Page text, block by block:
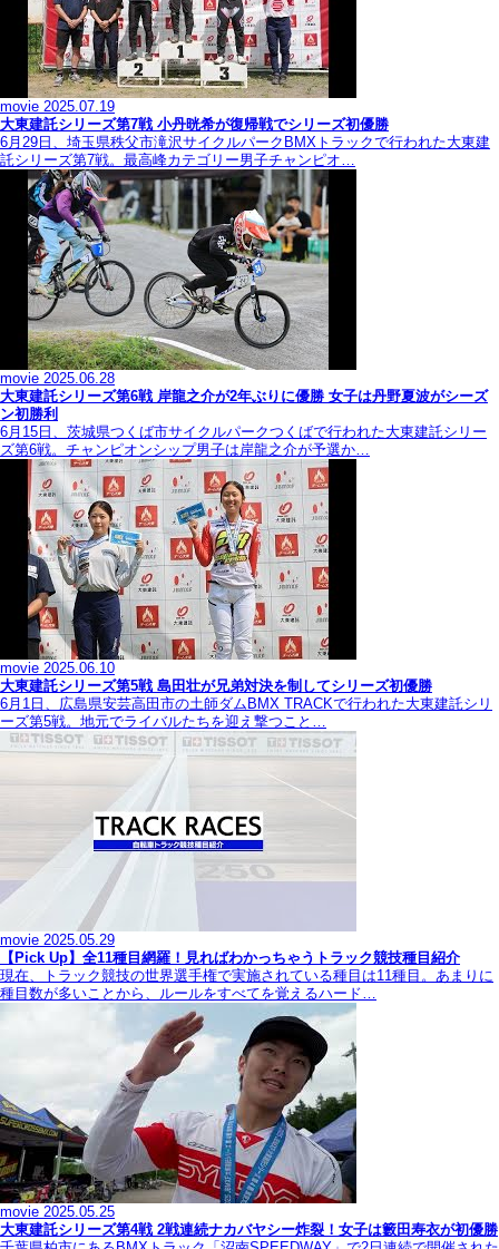
movie 2025.07.19
大東建託シリーズ第7戦 ⼩丹晄希が復帰戦でシリーズ初優勝
6月29日、埼玉県秩父市滝沢サイクルパークBMXトラックで行われた大東建
託シリーズ第7戦。最高峰カテゴリー男子チャンピオ…
movie 2025.06.28
大東建託シリーズ第6戦 岸龍之介が2年ぶりに優勝 女子は丹野夏波がシーズ
ン初勝利
6月15日、茨城県つくば市サイクルパークつくばで行われた大東建託シリー
ズ第6戦。チャンピオンシップ男子は岸龍之介が予選か…
movie 2025.06.10
大東建託シリーズ第5戦 島田壮が兄弟対決を制してシリーズ初優勝
6月1日、広島県安芸高田市の土師ダムBMX TRACKで行われた大東建託シリ
ーズ第5戦。地元でライバルたちを迎え撃つこと…
movie 2025.05.29
【Pick Up】全11種目網羅！見ればわかっちゃうトラック競技種目紹介
現在、トラック競技の世界選手権で実施されている種目は11種目。あまりに
種目数が多いことから、ルールをすべてを覚えるハード…
movie 2025.05.25
大東建託シリーズ第4戦 2戦連続ナカバヤシー炸裂！女子は籔田寿衣が初優勝